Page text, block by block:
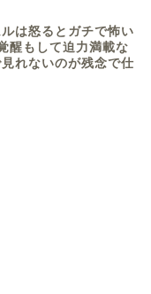
は怒るとガチで怖い
もして迫力満載な
れないのが残念で仕